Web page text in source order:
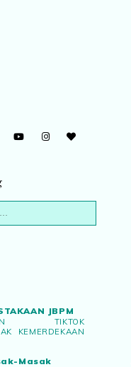
JBPM
TIKTOK
KEMERDEKAAN
Masak